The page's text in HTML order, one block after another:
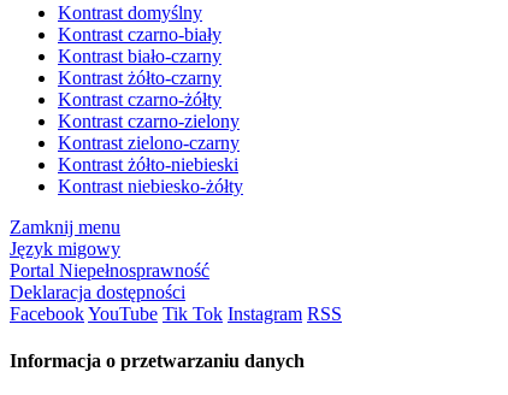
Kontrast domyślny
Kontrast czarno-biały
Kontrast biało-czarny
Kontrast żółto-czarny
Kontrast czarno-żółty
Kontrast czarno-zielony
Kontrast zielono-czarny
Kontrast żółto-niebieski
Kontrast niebiesko-żółty
Zamknij menu
Język migowy
Portal Niepełnosprawność
Deklaracja dostępności
FacebookYouTube Tik Tok Instagram RSS
Informacja o przetwarzaniu danych